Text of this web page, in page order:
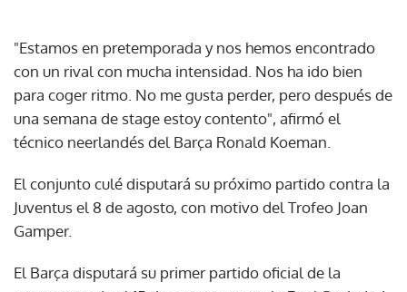
"Estamos en pretemporada y nos hemos encontrado
con un rival con mucha intensidad. Nos ha ido bien
para coger ritmo. No me gusta perder, pero después de
una semana de stage estoy contento", afirmó el
técnico neerlandés del Barça Ronald Koeman.
El conjunto culé disputará su próximo partido contra la
Juventus el 8 de agosto, con motivo del Trofeo Joan
Gamper.
El Barça disputará su primer partido oficial de la